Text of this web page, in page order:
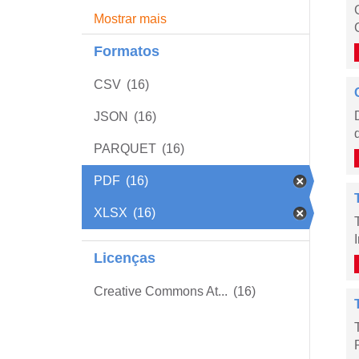
Mostrar mais
Formatos
CSV (16)
JSON (16)
PARQUET (16)
PDF (16)
XLSX (16)
Licenças
Creative Commons At... (16)